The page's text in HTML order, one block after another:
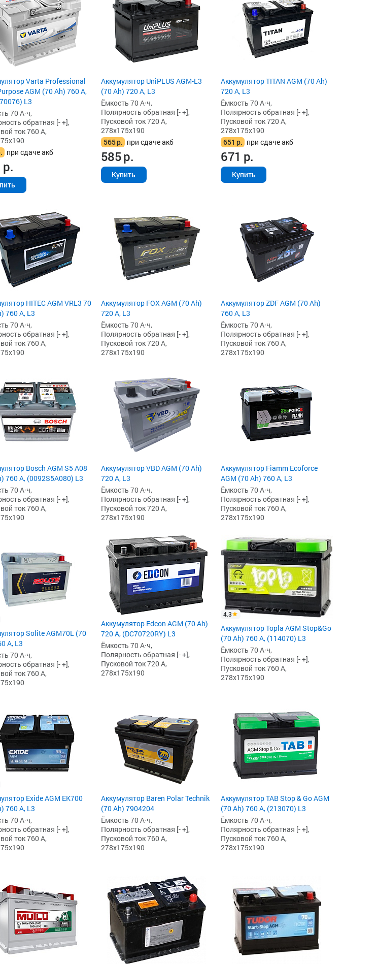
Varta Professional
AGM (70 Ah) 760 А,
L3
70 А·ч,
обратная [- +],
ток 760 А,
при сдаче акб
р.
Аккумулятор UniPLUS AGM-L3
(70 Ah) 720 А, L3
Ёмкость 70 А·ч,
Полярность обратная [- +],
Пусковой ток 720 А,
278x175x190
565р. при сдаче акб
585р.
Купить
Аккумулятор TITAN AGM (70 Ah)
720 А, L3
Ёмкость 70 А·ч,
Полярность обратная [- +],
Пусковой ток 720 А,
278x175x190
651 р. при сдаче акб
671 р.
Купить
HITEC AGM VRL3 70
760 А, L3
70 А·ч,
обратная [- +],
ток 760 А,
Аккумулятор FOX AGM (70 Ah)
720 А, L3
Ёмкость 70 А·ч,
Полярность обратная [- +],
Пусковой ток 720 А,
278x175x190
Аккумулятор ZDF AGM (70 Ah)
760 А, L3
Ёмкость 70 А·ч,
Полярность обратная [- +],
Пусковой ток 760 А,
278x175x190
Bosch AGM S5 A08
760 А, (0092S5A080) L3
70 А·ч,
обратная [- +],
ток 760 А,
Аккумулятор VBD AGM (70 Ah)
720 А, L3
Ёмкость 70 А·ч,
Полярность обратная [- +],
Пусковой ток 720 А,
278x175x190
Аккумулятор Fiamm Ecoforce
AGM (70 Ah) 760 А, L3
Ёмкость 70 А·ч,
Полярность обратная [- +],
Пусковой ток 760 А,
278x175x190
Solite AGM70L (70
А, L3
70 А·ч,
обратная [- +],
ток 760 А,
Аккумулятор Edcon AGM (70 Ah)
720 А, (DC70720RY) L3
Ёмкость 70 А·ч,
Полярность обратная [- +],
Пусковой ток 720 А,
278x175x190
4.3
Аккумулятор Topla AGM Stop&Go
(70 Ah) 760 А, (114070) L3
Ёмкость 70 А·ч,
Полярность обратная [- +],
Пусковой ток 760 А,
278x175x190
Exide AGM EK700
760 А, L3
70 А·ч,
обратная [- +],
ток 760 А,
Аккумулятор Baren Polar Technik
(70 Ah) 7904204
Ёмкость 70 А·ч,
Полярность обратная [- +],
Пусковой ток 760 А,
278x175x190
Аккумулятор TAB Stop & Go AGM
(70 Ah) 760 А, (213070) L3
Ёмкость 70 А·ч,
Полярность обратная [- +],
Пусковой ток 760 А,
278x175x190